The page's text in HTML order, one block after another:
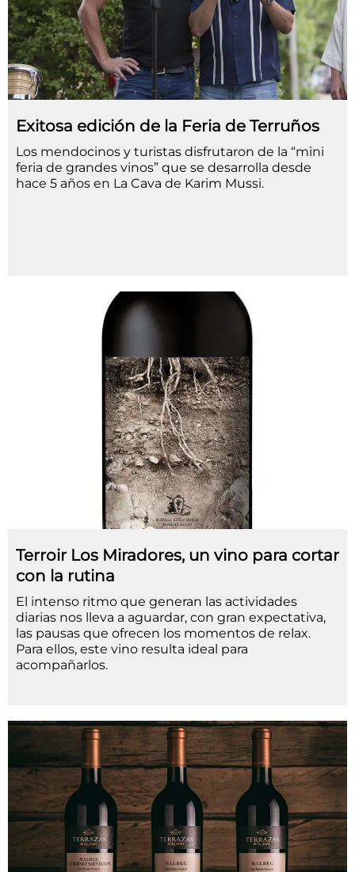
Exitosa edición de la Feria de Terruños
Los mendocinos y turistas disfrutaron de la “mini
feria de grandes vinos” que se desarrolla desde
hace 5 años en La Cava de Karim Mussi.
Terroir Los Miradores, un vino para cortar
con la rutina
El intenso ritmo que generan las actividades
diarias nos lleva a aguardar, con gran expectativa,
las pausas que ofrecen los momentos de relax.
Para ellos, este vino resulta ideal para
acompañarlos.